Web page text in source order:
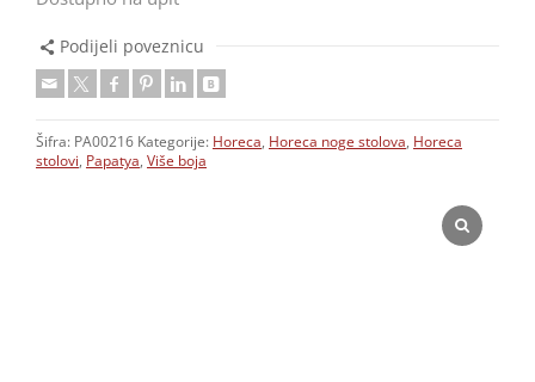
Podijeli poveznicu
Šifra: PA00216 Kategorije: Horeca Horeca noge stolova Horeca
stolovi Papatya Više boja